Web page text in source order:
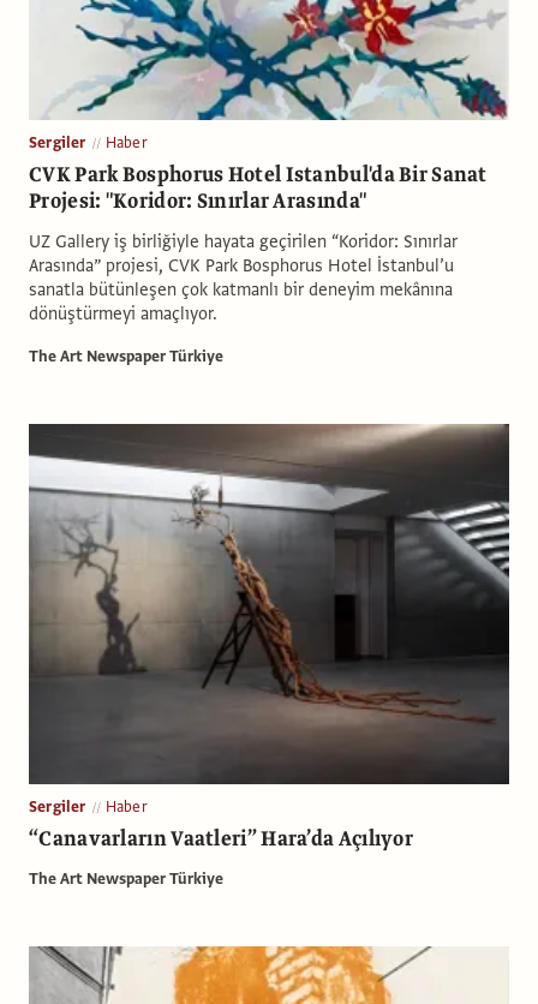
Sergiler Haber
CVK Park Bosphorus Hotel Istanbul'da Bir Sanat
Projesi: "Koridor: Sınırlar Arasında"
UZ Gallery iş birliğiyle hayata geçirilen “Koridor: Sınırlar
Arasında” projesi, CVK Park Bosphorus Hotel İstanbul’u
sanatla bütünleşen çok katmanlı bir deneyim mekânına
dönüştürmeyi amaçlıyor.
The Art Newspaper Türkiye
Sergiler Haber
“Canavarların Vaatleri” Hara’da Açılıyor
The Art Newspaper Türkiye